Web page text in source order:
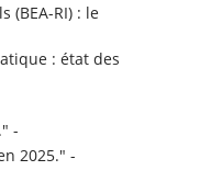
(BEA-RI) : le
: état des
-
2025." -